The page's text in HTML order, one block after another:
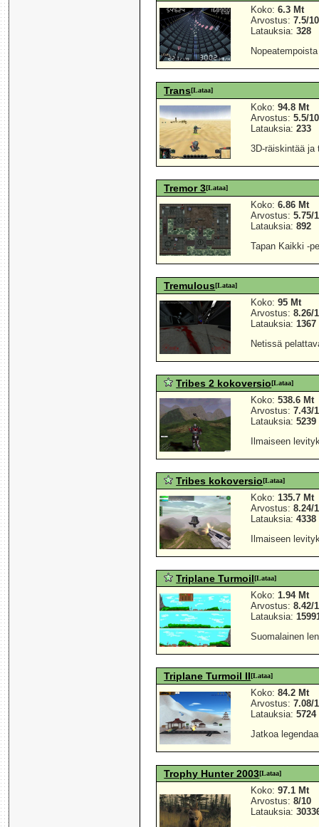
Koko:6.3 Mt
Arvostus:7.5/10
Latauksia:328
Trans[Lataa]
Koko:94.8 Mt
Arvostus:5.5/10
Latauksia:233
3D-räiskintää ja
Tremor 3[Lataa]
Koko:6.86 Mt
Arvostus:5.75/
Latauksia:892
Tapan Kaikki -
Tremulous[Lataa]
Koko:95 Mt
Arvostus:8.26/
Latauksia:1367
Netissä
Tribes 2 kokoversio[Lataa]
Koko:538.6 Mt
Arvostus:7.43/
Latauksia:5239
Ilmaiseen
Tribes kokoversio[Lataa]
Koko:135.7 Mt
Arvostus:8.24/
Latauksia:4338
Ilmaiseen
Triplane Turmoil[Lataa]
Koko:1.94 Mt
Arvostus:8.42/
Latauksia:
Suomalainen
Triplane Turmoil II[Lataa]
Koko:84.2 Mt
Arvostus:7.08/
Latauksia:5724
Jatkoa
Trophy Hunter 2003[Lataa]
Koko:97.1 Mt
Arvostus:8/10
Latauksia: